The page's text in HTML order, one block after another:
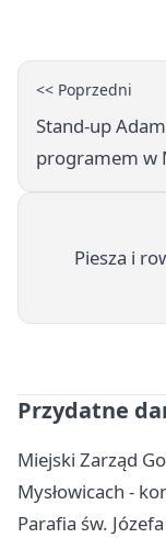
<< Poprzedni
Stand-up
programem w
Piesza i
Przydatne
Miejski Zarząd
Mysłowicach -
Parafia św.